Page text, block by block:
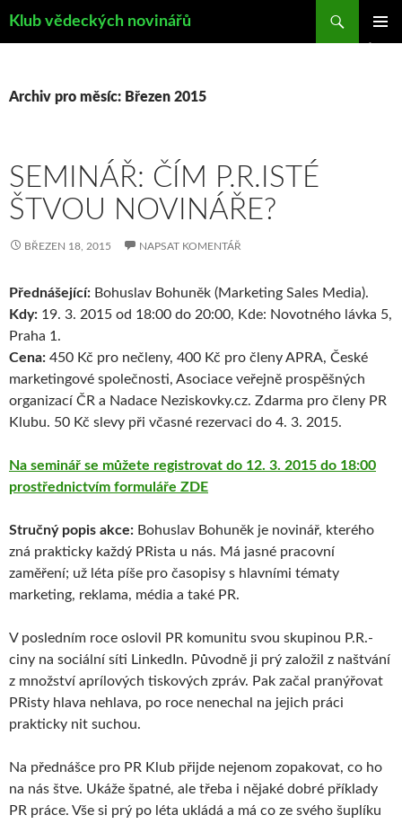
Klub vědeckých novinářů
WEBU
Archiv pro měsíc: Březen 2015
SEMINÁŘ: ČÍM P.R.ISTÉ
ŠTVOU NOVINÁŘE?
BŘEZEN 18, 2015 NAPSAT KOMENTÁŘ
Přednášející: Bohuslav Bohuněk (Marketing Sales Media).
Kdy: 19. 3. 2015 od 18:00 do 20:00, Kde: Novotného lávka 5,
Praha 1.
Cena: 450 Kč pro nečleny, 400 Kč pro členy APRA, České
marketingové společnosti, Asociace veřejně prospěšných
organizací ČR a Nadace Neziskovky.cz. Zdarma pro členy PR
Klubu. 50 Kč slevy při včasné rezervaci do 4. 3. 2015.
Na seminář se můžete registrovat do 12. 3. 2015 do 18:00
prostřednictvím formuláře ZDE
Stručný popis akce: Bohuslav Bohuněk je novinář, kterého
zná prakticky každý PRista u nás. Má jasné pracovní
zaměření; už léta píše pro časopisy s hlavními tématy
marketing, reklama, média a také PR.
V posledním roce oslovil PR komunitu svou skupinou P.R.-
ciny na sociální síti LinkedIn. Původně ji prý založil z naštvání
z množství aprílových tiskových zpráv. Pak začal pranýřovat
PRisty hlava nehlava, po roce nenechal na jejich práci
prakticky nit suchou.
Na přednášce pro PR Klub přijde nejenom zopakovat, co ho
na nás štve. Ukáže špatné, ale třeba i nějaké dobré příklady
PR práce. Vše si prý po léta ukládá a má co ze svého šuplíku